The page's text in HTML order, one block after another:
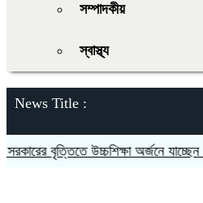
সম্পাদকীয়
স্বাস্থ্য
News Title :
বৃত্তিতে উচ্চশিক্ষা অর্জনে যাচ্ছেন ৫৪১